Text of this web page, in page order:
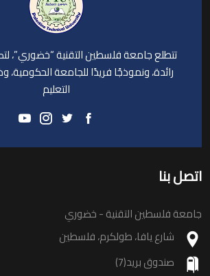
تتطلع جامعة فلسطين التقنية “خضوري”،
رائدة، ونموذجًا فريدًا للجامعة
التعليم
اتصل بنا
جامعة فلسطين التقنية - خضوري
شارع يافا، طولكرم، فلسطين
صندوق بريد(7)